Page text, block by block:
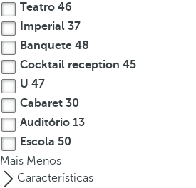
n
p
r
e
s
s
t
h
e
d
Teatro 46
Imperial 37
Banquete 48
Cocktail reception 45
U 47
Cabaret 30
Auditório 13
Escola 50
Mais Menos
Características